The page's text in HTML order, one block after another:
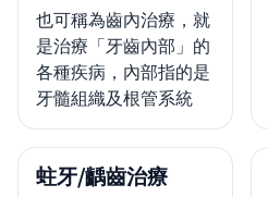
也可稱為齒內治療，就
是治療「牙齒內部」的
各種疾病，內部指的是
牙髓組織及根管系統
蛀牙/齲齒治療